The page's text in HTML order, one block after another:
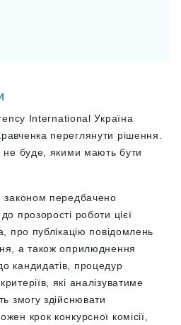
International Україна
переглянути рішення.
не буде, якими мають бути
законом передбачено
прозорості роботи цієї
про публікацію повідомлень
а також оприлюднення
кандидатів, процедур
які аналізуватиме
змогу здійснювати
крок конкурсної комісії,